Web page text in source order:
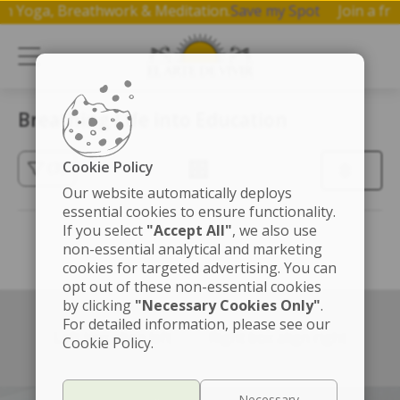
Yoga, Breathwork & Meditation.Save my Spot Join a
Breathing Life into Education
(3)
Left box align left Right box align right
Cookie Policy
Our website automatically deploys
essential cookies to ensure functionality.
If you select "Accept All", we also use
non-essential analytical and marketing
cookies for targeted advertising. You can
opt out of these non-essential cookies
by clicking "Necessary Cookies Only".
For detailed information, please see our
Cookie Policy.